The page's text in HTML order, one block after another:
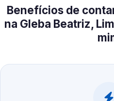
Benefícios de
na Gleba Beatriz,